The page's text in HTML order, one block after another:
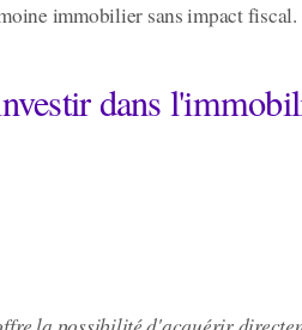
immobilier sans impact fiscal.
dans